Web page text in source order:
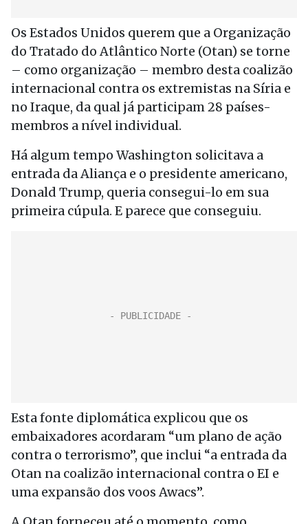
Os Estados Unidos querem que a Organização
do Tratado do Atlântico Norte (Otan) se torne
– como organização – membro desta coalizão
internacional contra os extremistas na Síria e
no Iraque, da qual já participam 28 países-
membros a nível individual.
Há algum tempo Washington solicitava a
entrada da Aliança e o presidente americano,
Donald Trump, queria consegui-lo em sua
primeira cúpula. E parece que conseguiu.
Esta fonte diplomática explicou que os
embaixadores acordaram “um plano de ação
contra o terrorismo”, que inclui “a entrada da
Otan na coalizão internacional contra o EI e
uma expansão dos voos Awacs”.